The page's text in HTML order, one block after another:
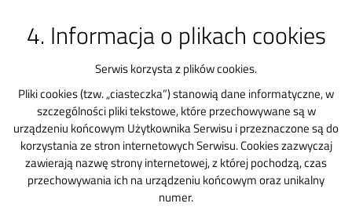
4. Informacja o plikach cookies
Serwis korzysta z plików cookies.
Pliki cookies (tzw. „ciasteczka”) stanowią dane informatyczne, w
szczególności pliki tekstowe, które przechowywane są w
urządzeniu końcowym Użytkownika Serwisu i przeznaczone są do
korzystania ze stron internetowych Serwisu. Cookies zazwyczaj
zawierają nazwę strony internetowej, z której pochodzą, czas
przechowywania ich na urządzeniu końcowym oraz unikalny
numer.